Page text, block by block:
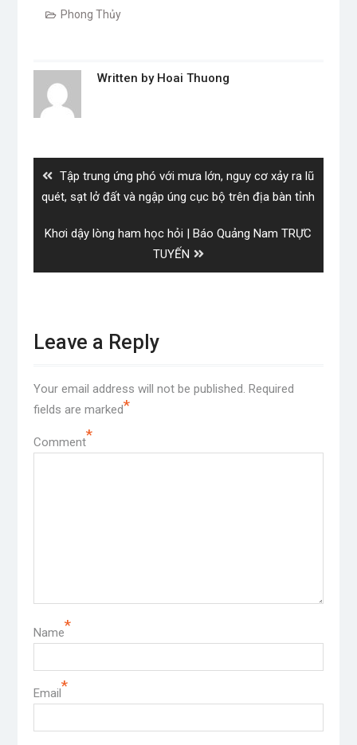
Phong Thủy
Written by Hoai Thuong
Previous
post:
Tập trung ứng phó với mưa lớn, nguy cơ xảy ra lũ
quét, sạt lở đất và ngập úng cục bộ trên địa bàn tỉnh
Next
Khơi dậy lòng ham học hỏi | Báo Quảng Nam TRỰC
TUYẾN
Leave a Reply
Your email address will not be published. Required
fields are marked*
Comment*
Name*
Email*